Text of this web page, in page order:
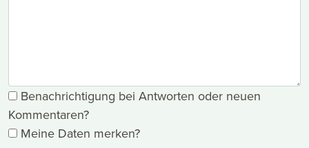
Benachrichtigung bei Antworten oder neuen
Kommentaren?
Meine Daten merken?